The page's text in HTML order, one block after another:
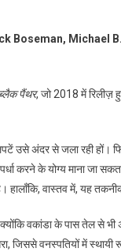
Boseman, Michael
ब्लैक पैंथर, जो 2018 में रिलीज़
उसे अंदर से जला रही हों।
करने के योग्य माना जा
हालाँकि, वास्तव में, यह
वकांडा के पास तेल से भी
जिससे वनस्पतियों में